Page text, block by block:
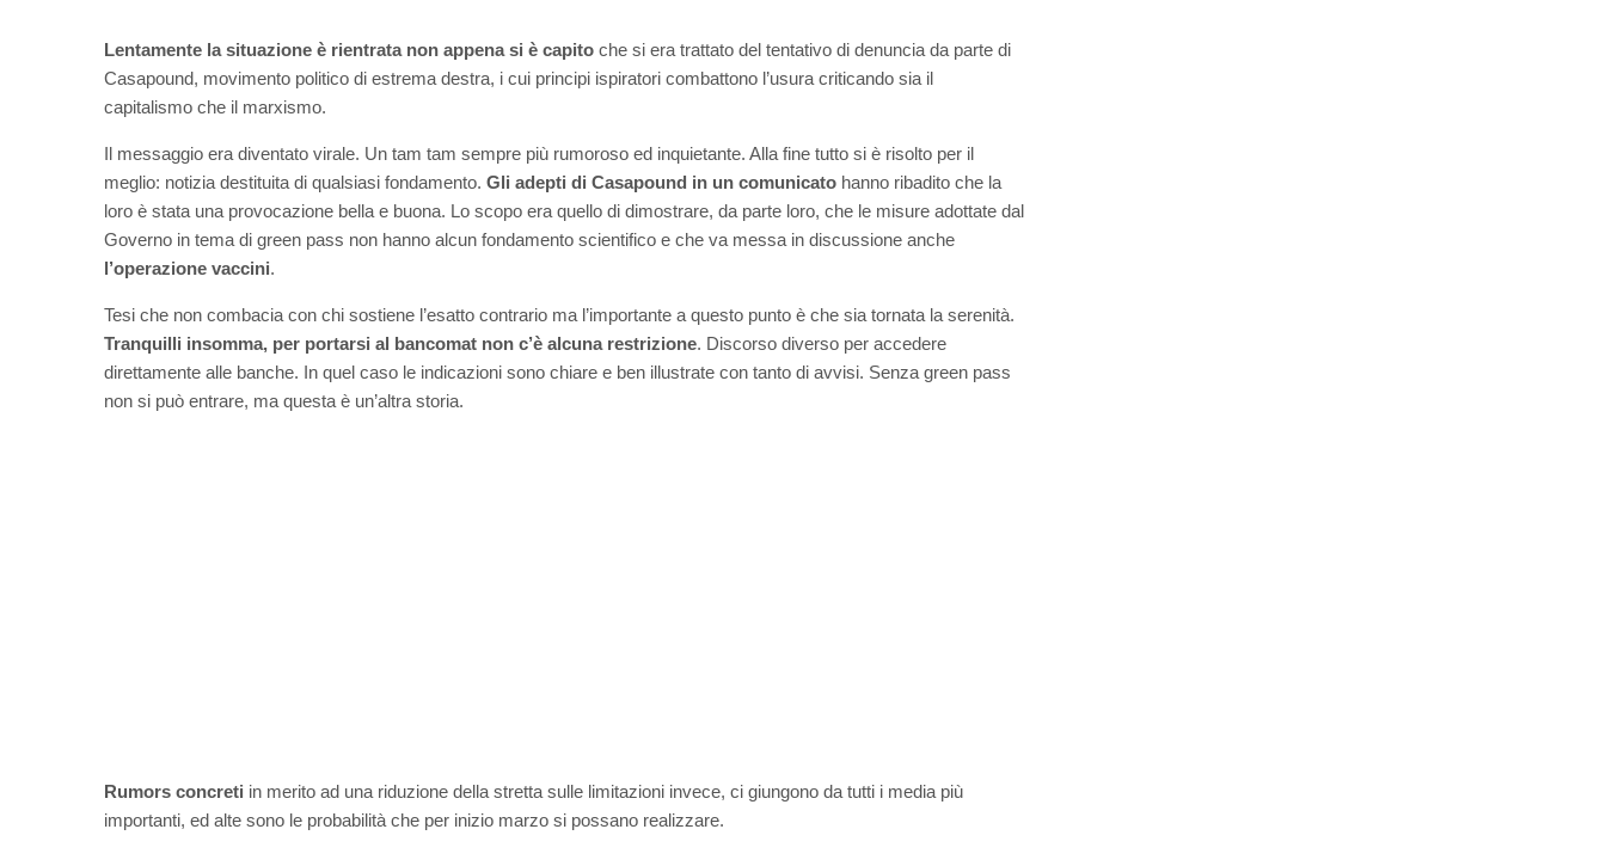
Lentamente la situazione è rientrata non appena si è capito che si era trattato del tentativo di denuncia da parte di
Casapound, movimento politico di estrema destra, i cui principi ispiratori combattono l’usura criticando sia il
capitalismo che il marxismo.
Il messaggio era diventato virale. Un tam tam sempre più rumoroso ed inquietante. Alla fine tutto si è risolto per il
meglio: notizia destituita di qualsiasi fondamento. Gli adepti di Casapound in un comunicato hanno ribadito che la
loro è stata una provocazione bella e buona. Lo scopo era quello di dimostrare, da parte loro, che le misure adottate dal
Governo in tema di green pass non hanno alcun fondamento scientifico e che va messa in discussione anche
l’operazione vaccini.
Tesi che non combacia con chi sostiene l’esatto contrario ma l’importante a questo punto è che sia tornata la serenità.
Tranquilli insomma, per portarsi al bancomat non c’è alcuna restrizione. Discorso diverso per accedere
direttamente alle banche. In quel caso le indicazioni sono chiare e ben illustrate con tanto di avvisi. Senza green pass
non si può entrare, ma questa è un’altra storia.
Rumors concreti in merito ad una riduzione della stretta sulle limitazioni invece, ci giungono da tutti i media più
importanti, ed alte sono le probabilità che per inizio marzo si possano realizzare.